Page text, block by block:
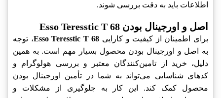
اطلاعات باید به دقت بررسی شوند.
اصل و اورجینال بودن Esso Teresstic T 68
برای اطمینان از کیفیت و کارایی Esso Teresstic T 68، توجه
به اصل و اورجینال بودن محصول بسیار مهم است. به همین
دلیل، خرید از تامین‌کنندگان معتبر و بررسی هولوگرام و
کدهای شناسایی می‌تواند به شما در تأمین اورجینال بودن
محصول کمک کند. این کار به جلوگیری از مشکلات و